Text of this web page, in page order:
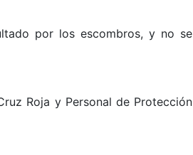
por los escombros, y no se
Roja y Personal de Protección